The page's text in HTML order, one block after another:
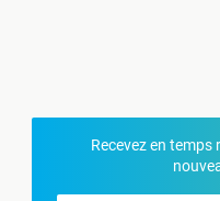
Recevez en